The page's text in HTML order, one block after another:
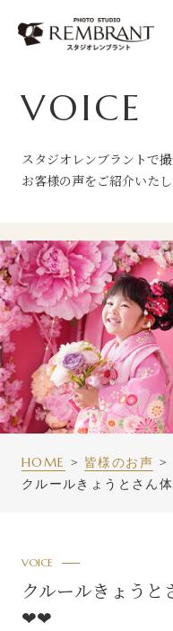
VOICE
スタジオレンブラントで
お客様の声をご紹介いたし
HOME
皆様のお声
クルールきょうとさん
VOICE
クルールきょうと
❤❤